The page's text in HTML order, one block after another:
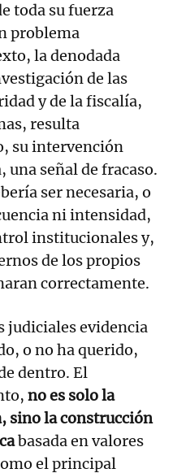
toda su fuerza
problema
la denodada
de las
y de la fiscalía,
resulta
su intervención
señal de fracaso.
ser necesaria, o
ni intensidad,
institucionales y,
de los propios
correctamente.
judiciales evidencia
o no ha querido,
dentro. El
no es solo la
sino la construcción
basada en valores
el principal